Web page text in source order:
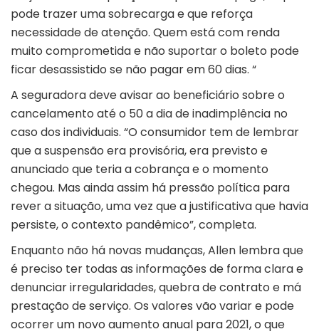
pode trazer uma sobrecarga e que reforça
necessidade de atenção. Quem está com renda
muito comprometida e não suportar o boleto pode
ficar desassistido se não pagar em 60 dias. “
A seguradora deve avisar ao beneficiário sobre o
cancelamento até o 50 a dia de inadimplência no
caso dos individuais. “O consumidor tem de lembrar
que a suspensão era provisória, era previsto e
anunciado que teria a cobrança e o momento
chegou. Mas ainda assim há pressão política para
rever a situação, uma vez que a justificativa que havia
persiste, o contexto pandêmico”, completa.
Enquanto não há novas mudanças, Allen lembra que
é preciso ter todas as informações de forma clara e
denunciar irregularidades, quebra de contrato e má
prestação de serviço. Os valores vão variar e pode
ocorrer um novo aumento anual para 2021, o que